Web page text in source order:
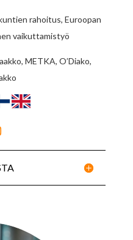
rahoitus, Euroopan
vaikuttamistyö
METKA, O’Diako,